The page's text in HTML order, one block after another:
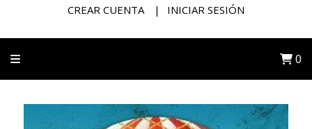
CREAR CUENTA INICIAR SESIÓN
0